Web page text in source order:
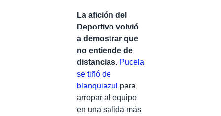
La afición del
Deportivo volvió
a demostrar que
no entiende de
distancias. Pucela
se tiñó de
blanquiazul para
arropar al equipo
en una salida más